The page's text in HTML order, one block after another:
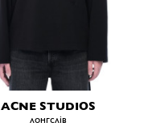
ACNE STUDIOS
лонгслів